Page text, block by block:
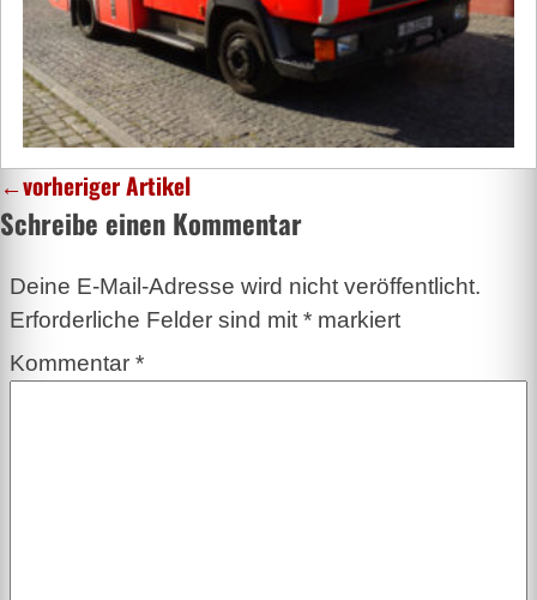
←vorheriger Artikel
Schreibe einen Kommentar
Deine E-Mail-Adresse wird nicht veröffentlicht.
Erforderliche Felder sind mit *markiert
Kommentar *